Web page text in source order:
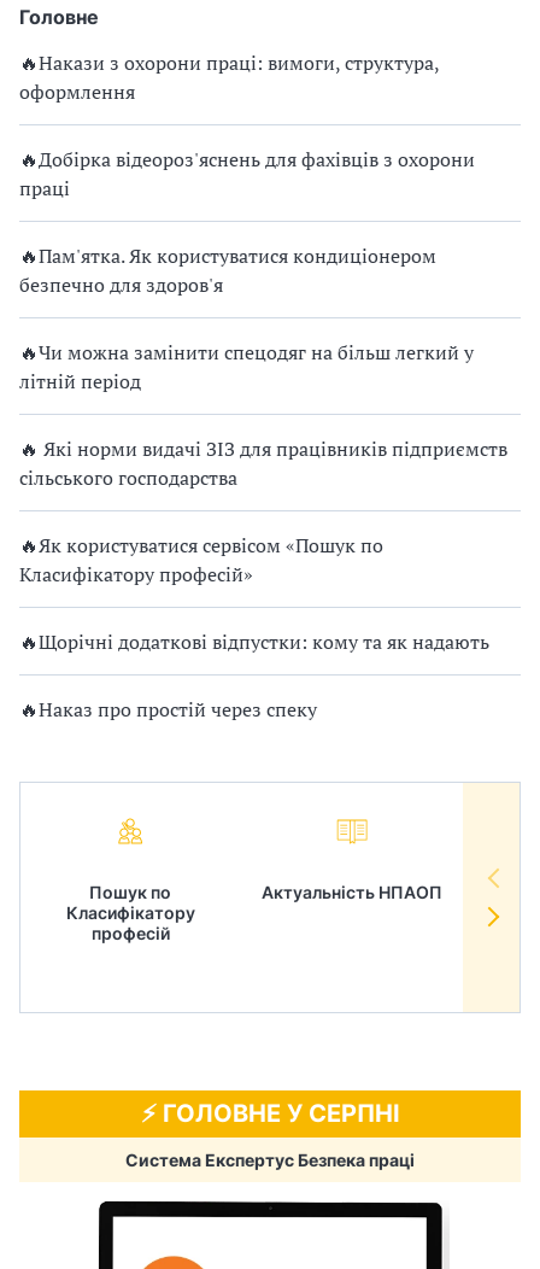
Головне
🔥Накази з охорони праці: вимоги, структура,
оформлення
🔥Добірка відеороз'яснень для фахівців з охорони
праці
🔥Пам'ятка. Як користуватися кондиціонером
безпечно для здоров'я
🔥Чи можна замінити спецодяг на більш легкий у
літній період
🔥 Які норми видачі ЗІЗ для працівників підприємств
сільського господарства
🔥Як користуватися сервісом «Пошук по
Класифікатору професій»
🔥Щорічні додаткові відпустки: кому та як надають
🔥Наказ про простій через спеку
Пошук по
Класифікатору
професій
Актуальність НПАОП
⚡️ ГОЛОВНЕ У СЕРПНІ
Система Експертус Безпека праці